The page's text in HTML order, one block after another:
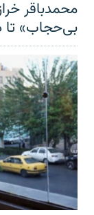
محمدباقر
بی‌حجاب» تا